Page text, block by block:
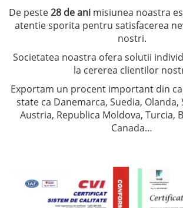
De peste28 de ani misiunea noastra
atentie sporita pentru satisfacerea
nostri.
Societatea noastra ofera solutii
la cererea clientilor
Exportam un procent important din
state ca Danemarca, Suedia, Olanda,
Austria, Republica Moldova, Turcia,
Canada…